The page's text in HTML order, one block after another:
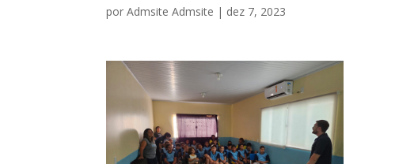
porAdmsite Admsite | dez 7, 2023